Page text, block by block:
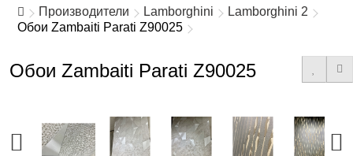
Производители Lamborghini
Lamborghini 2
Обои Zambaiti Parati Z90025
Обои Zambaiti Parati Z90025